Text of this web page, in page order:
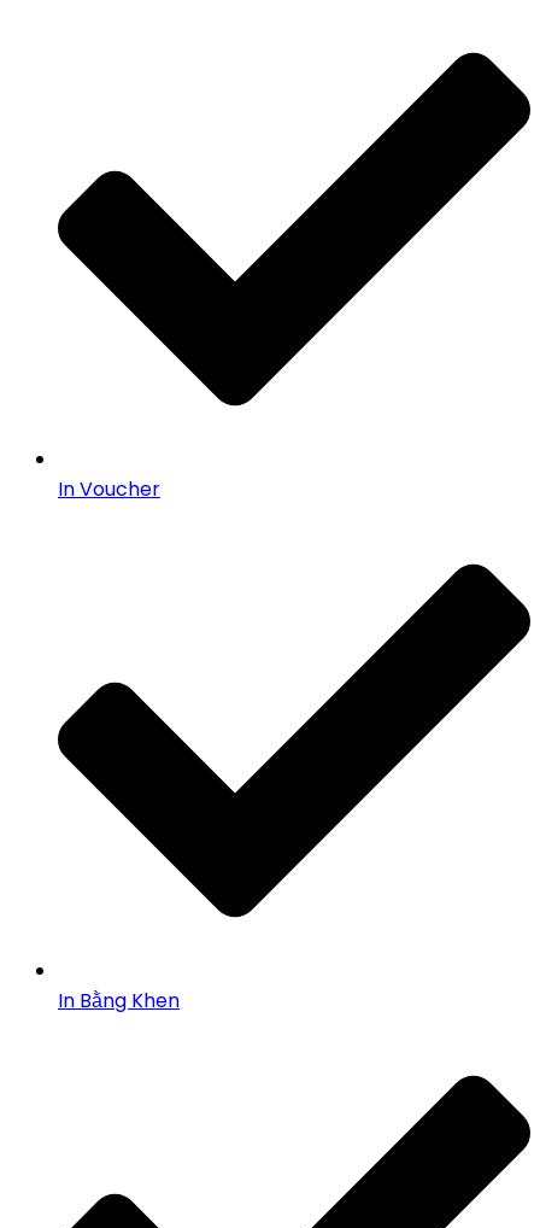
In Voucher
In Bằng Khen